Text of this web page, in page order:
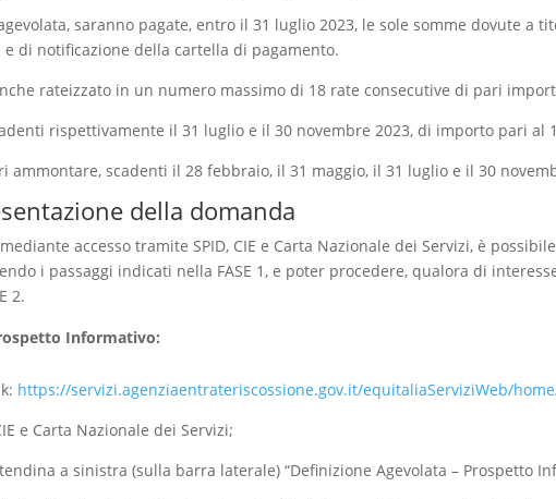
saranno pagate, entro il 31 luglio 2023, le sole somme dovute
di notificazione della cartella di pagamento.
rateizzato in un numero massimo di 18 rate consecutive di pari
rispettivamente il 31 luglio e il 30 novembre 2023, di importo pari al
ammontare, scadenti il 28 febbraio, il 31 maggio, il 31 luglio e il 30
della domanda
accesso tramite SPID, CIE e Carta Nazionale dei Servizi, è
i passaggi indicati nella FASE 1, e poter procedere, qualora di
2.
Informativo:
https://servizi.agenziaentrateriscossione.gov.it/equitaliaServiziWeb/
e Carta Nazionale dei Servizi;
a sinistra (sulla barra laterale) “Definizione Agevolata – Prospetto